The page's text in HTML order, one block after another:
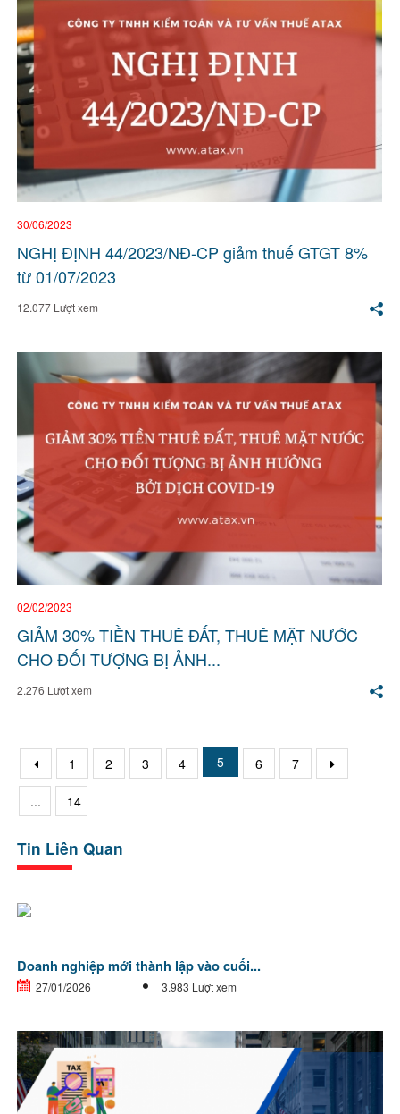
30/06/2023
NGHỊ ĐỊNH 44/2023/NĐ-CP giảm thuế GTGT 8%
từ 01/07/2023
12.077 Lượt xem
02/02/2023
GIẢM 30% TIỀN THUÊ ĐẤT, THUÊ MẶT NƯỚC
CHO ĐỐI TƯỢNG BỊ ẢNH...
2.276 Lượt xem
1 2 3 4 5 6 7
... 14
Tin Liên Quan
Doanh nghiệp mới thành lập vào cuối...
27/01/2026 3.983 Lượt xem